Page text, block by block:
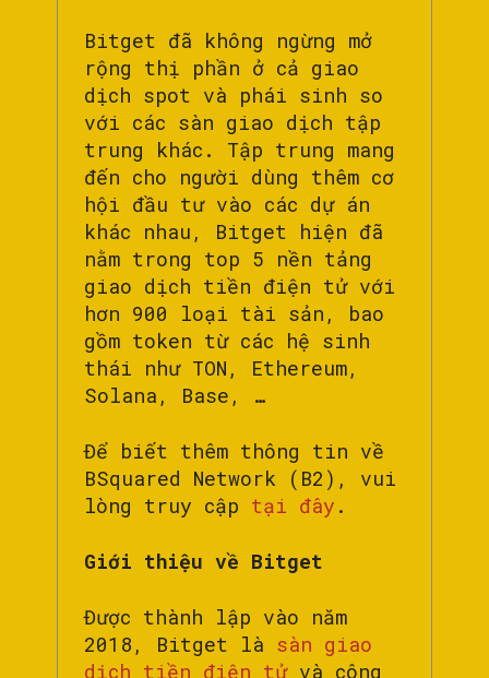
Bitget đã không ngừng mở
rộng thị phần ở cả giao
dịch spot và phái sinh so
với các sàn giao dịch tập
trung khác. Tập trung mang
đến cho người dùng thêm cơ
hội đầu tư vào các dự án
khác nhau, Bitget hiện đã
nằm trong top 5 nền tảng
giao dịch tiền điện tử với
hơn 900 loại tài sản, bao
gồm token từ các hệ sinh
thái như TON, Ethereum,
Solana, Base, …
Để biết thêm thông tin về
BSquared Network (B2), vui
lòng truy cập tại đây .
Giới thiệu về Bitget
Được thành lập vào năm
2018, Bitget là sàn giao
dịch tiền điện tửvà công